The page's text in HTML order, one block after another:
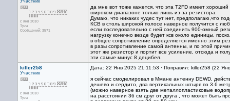
Участник
с янв 2010
Тула
Сообщений: 3571
да мне вот тоже кажется, что эта T2FD имеет
широком диапазоне только лишь из-за резистора.
Думаю, что никаких чудес тут нет, предполагаю,что
КСВ в столь широкой полосе наверное получится с
если последовательно с ней соединить 900-омный
нагрузку конечно везде будет ксв около единицы,
в общее сопротивление определяется именно этим
в разы сопротивление самой антенны, и по этой
этот же резистор и портит все усиление, отсюда и
эти самые минус 8 децибел.
killer258
Участник
с янв 2010
Тула
Дата: 22 Янв 2025 21:11:53 · Поправил: killer258 (22
я сейчас смоделировал в Ммане антенну DEWD,
дешево и сердито, два вертикальных штыря по 3.6
(можно наверное взять две металлопластиковые
на расстоянии 36 см друг от друга , что может быть